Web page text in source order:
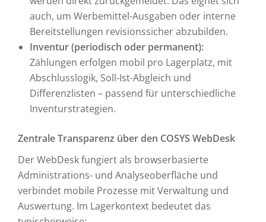
auch, um Werbemittel-Ausgaben oder interne
Bereitstellungen revisionssicher abzubilden.
Inventur (periodisch oder permanent):
Zählungen erfolgen mobil pro Lagerplatz, mit
Abschlusslogik, Soll-Ist-Abgleich und
Differenzlisten – passend für unterschiedliche
Inventurstrategien.
Zentrale Transparenz über den COSYS WebDesk
Der WebDesk fungiert als browserbasierte
Administrations- und Analyseoberfläche und
verbindet mobile Prozesse mit Verwaltung und
Auswertung. Im Lagerkontext bedeutet das